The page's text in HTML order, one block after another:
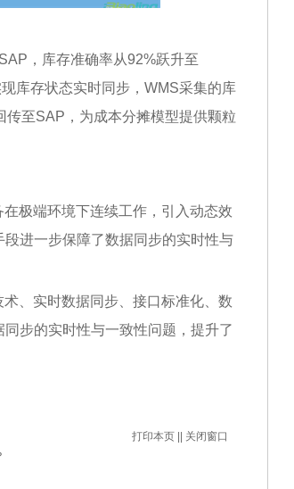
，库存准确率从92%跃升至
库存状态实时同步，WMS采集的库
至SAP，为成本分摊模型提供颗粒
极端环境下连续工作，引入动态效
进一步保障了数据同步的实时性与
、实时数据同步、接口标准化、数
步的实时性与一致性问题，提升了
打印本页
关闭窗口